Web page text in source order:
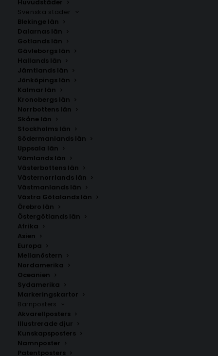
Huvudstäder
Svenska städer
Blekinge län
Dalarnas län
Gotlands län
Gävleborgs län
Hallands län
Jämtlands län
Jönköpings län
Kalmar län
Kronobergs län
Norrbottens län
Skåne län
Stockholms län
Södermanlands län
Uppsala län
Vämlands län
Västerbottens län
Västernorrlands län
Västmanlands län
Västra Götalands län
Örebro län
Östergötlands län
Afrika
Asien
Europa
Mellanöstern
Nordamerika
Oceanien
Sydamerika
Markeringskartor
Barnposters
Akvarellposters
Illustrerade djur
Kunskapsposters
Namnposter
Patentposters
Liden
Storlek
350.00kr
Handritad karta över Liden i
Välj mellan fyra olika storlekar: 50×70 cm, 40×50 cm,
30×40 cm och 21×30 cm.
Sundsvalls kommun